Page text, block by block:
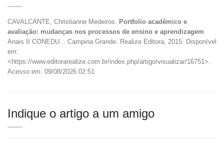
CAVALCANTE, Christianne Medeiros.
Portfolio acadêmico e
avaliação: mudanças nos processos de ensino e aprendizagem
Anais II CONEDU... Campina Grande: Realize Editora, 2015. Disponível
em:
<https://www.editorarealize.com.br/index.php/artigo/visualizar/16751>.
Acesso em: 09/08/2026 02:51
Indique o artigo a um amigo